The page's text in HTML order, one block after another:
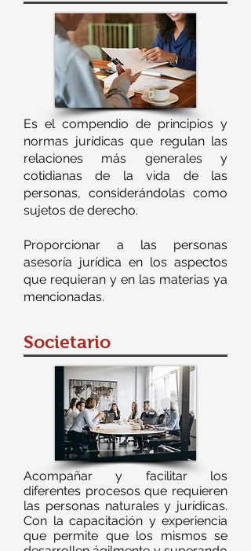
Es el compendio de principios y
normas jurídicas que regulan las
relaciones más generales y
cotidianas de la vida de las
personas, considerándolas como
sujetos de derecho.
Proporcionar a las personas
asesoría jurídica en los aspectos
que requieran y en las materias ya
mencionadas.
Societario
Acompañar y facilitar los
diferentes procesos que requieren
las personas naturales y jurídicas.
Con la capacitación y experiencia
que permite que los mismos se